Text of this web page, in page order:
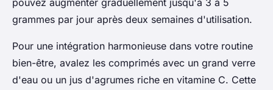
pouvez augmenter graduellement jusqu'à 3 à 5
grammes par jour après deux semaines d'utilisation.
Pour une intégration harmonieuse dans votre routine
bien-être, avalez les comprimés avec un grand verre
d'eau ou un jus d'agrumes riche en vitamine C. Cette